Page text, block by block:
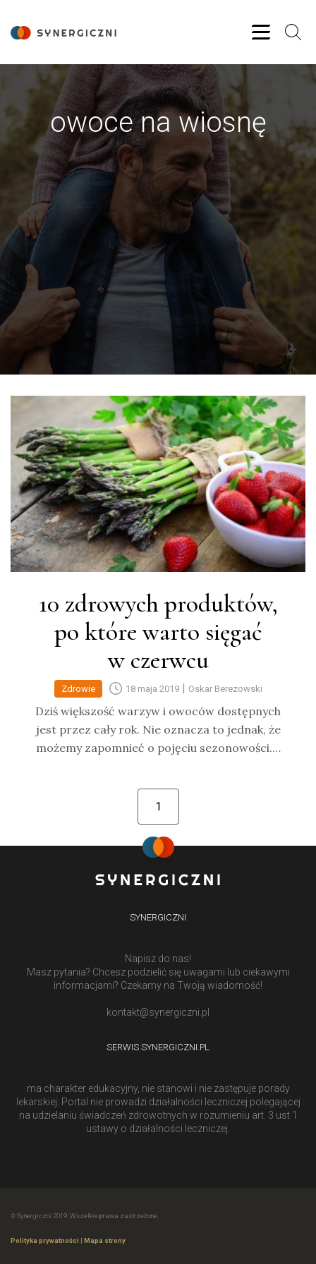
owoce na wiosnę
10 zdrowych produktów,
po które warto sięgać
w czerwcu
Zdrowie 18 maja 2019| Oskar Berezowski
Dziś większość warzyw i owoców dostępnych
jest przez cały rok. Nie oznacza to jednak, że
możemy zapomnieć o pojęciu sezonowości.…
1
SYNERGICZNI
Napisz do nas!
Masz pytania? Chcesz podzielić się uwagami lub ciekawymi
informacjami? Czekamy na Twoją wiadomość!
kontakt@synergiczni.pl
SERWIS SYNERGICZNI.PL
ma charakter edukacyjny, nie stanowi i nie zastępuje porady
lekarskiej. Portal nie prowadzi działalności leczniczej polegającej
na udzielaniu świadczeń zdrowotnych w rozumieniu art. 3 ust 1
ustawy o działalności leczniczej.
© Synergiczni 2019. Wszelkie prawa zastrzeżone.
Polityka prywatności | Mapa strony